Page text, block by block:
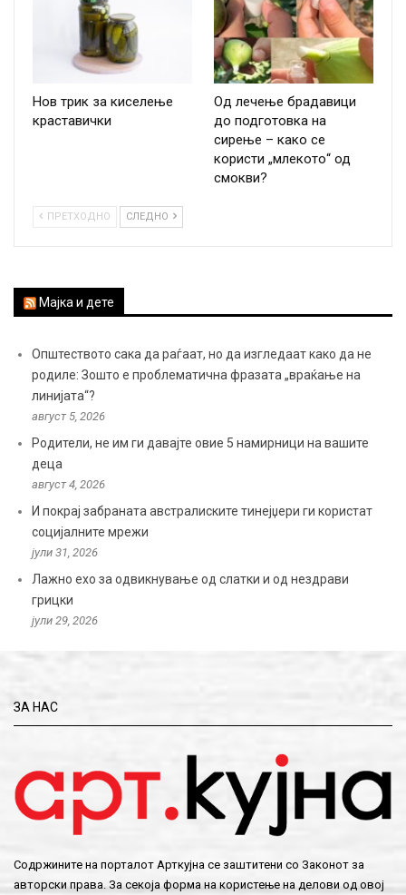
Нов трик за киселење
краставички
Од лечење брадавици
до подготовка на
сирење – како се
користи „млекото“ од
смокви?
ПРЕТХОДНО СЛЕДНО
Мајка и дете
Општеството сака да раѓаат, но да изгледаат како да не
родиле: Зошто е проблематична фразата „враќање на
линијата“?
август 5, 2026
Родители, не им ги давајте овие 5 намирници на вашите
деца
август 4, 2026
И покрај забраната австралиските тинејџери ги користат
социјалните мрежи
јули 31, 2026
Лажно ехо за одвикнување од слатки и од нездрави
грицки
јули 29, 2026
ЗА НАС
Содржините на порталот Арткујна се заштитени со Законот за
авторски права. За секоја форма на користење на делови од овој